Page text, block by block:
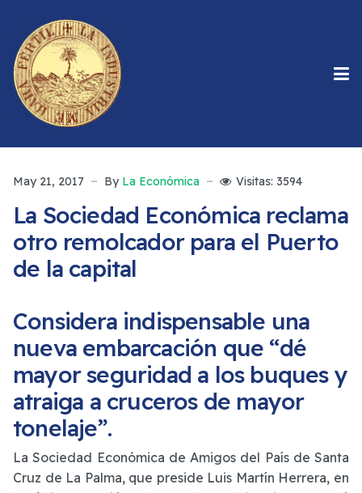
May 21, 2017 By La Económica Visitas: 3594
La Sociedad Económica reclama
otro remolcador para el Puerto
de la capital
Considera indispensable una
nueva embarcación que “dé
mayor seguridad a los buques y
atraiga a cruceros de mayor
tonelaje”.
La Sociedad Económica de Amigos del País de Santa
Cruz de La Palma, que preside Luis Martín Herrera, en